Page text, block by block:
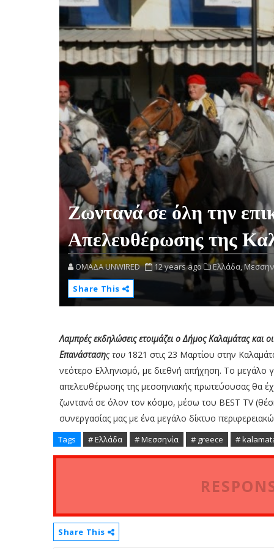
Ζωντανά σε όλη την
Απελευθέρωσης της
OMAΔΑ UNWIRED 12 years ago Ελλάδα,
Share This
Λαμπρές εκδηλώσεις ετοιμάζει ο Δήμος Καλαμάτας και
Επανάστασης του 1821 στις 23 Μαρτίου στην
νεότερο Ελληνισμό, με διεθνή απήχηση. To μεγάλο
απελευθέρωσης της μεσσηνιακής πρωτεύουσας θα
ζωντανά σε όλον τον κόσμο, μέσω του ΒΕST TV
συνεργασίας μας με ένα μεγάλο δίκτυο
Tags # Ελλάδα # Μεσσηνία # greece #
Share This